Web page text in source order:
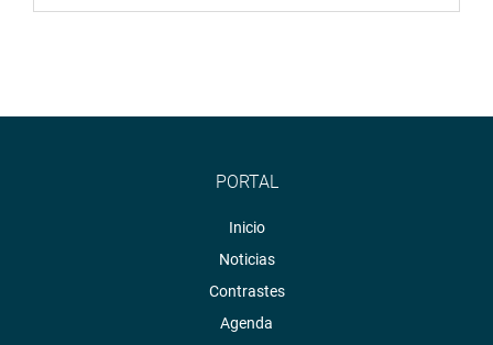
PORTAL
Inicio
Noticias
Contrastes
Agenda